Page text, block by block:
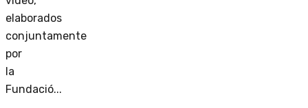
elaborados
conjuntamente
por
la
Fundació...